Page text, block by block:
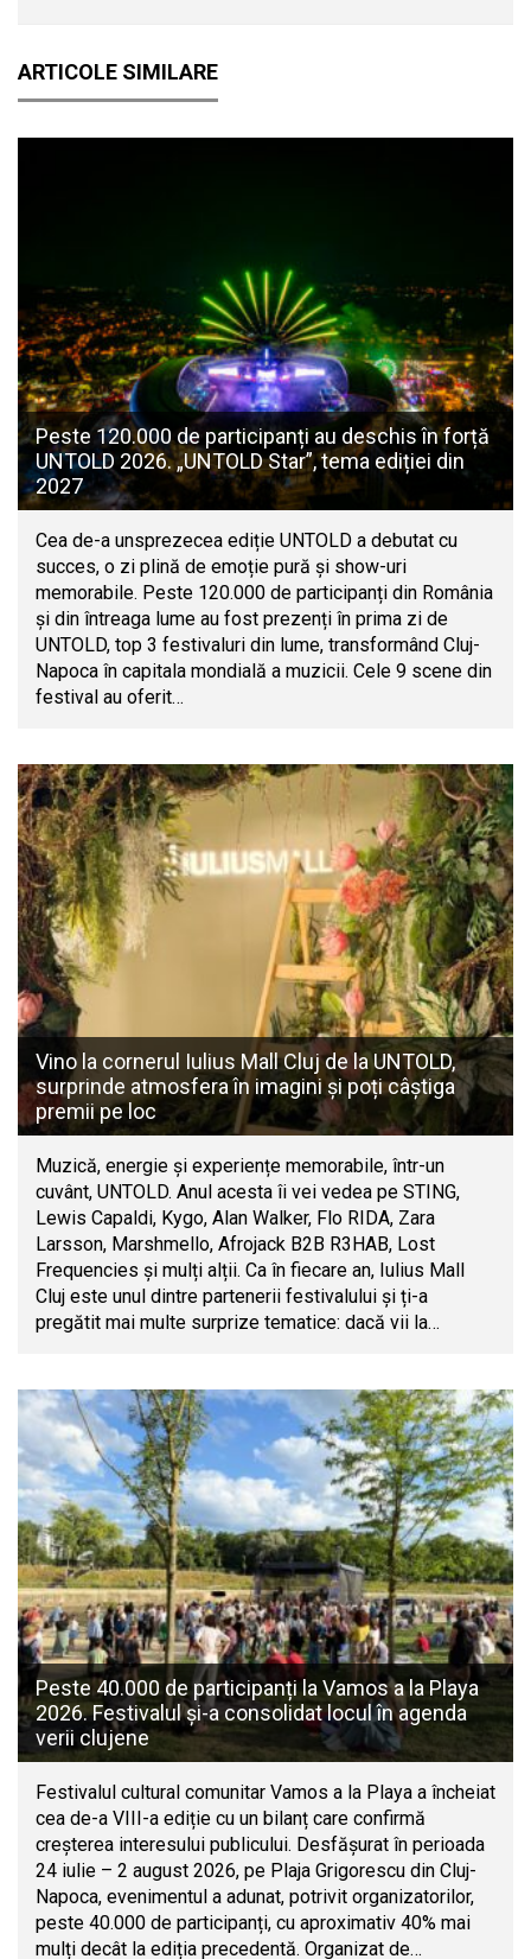
ARTICOLE SIMILARE
Peste 120.000 de participanți au deschis în forță
UNTOLD 2026. „UNTOLD Star”, tema ediției din
2027
Cea de-a unsprezecea ediție UNTOLD a debutat cu
succes, o zi plină de emoție pură și show-uri
memorabile. Peste 120.000 de participanți din România
și din întreaga lume au fost prezenți în prima zi de
UNTOLD, top 3 festivaluri din lume, transformând Cluj-
Napoca în capitala mondială a muzicii. Cele 9 scene din
festival au oferit…
Vino la cornerul Iulius Mall Cluj de la UNTOLD,
surprinde atmosfera în imagini și poți câștiga
premii pe loc
Muzică, energie și experiențe memorabile, într-un
cuvânt, UNTOLD. Anul acesta îi vei vedea pe STING,
Lewis Capaldi, Kygo, Alan Walker, Flo RIDA, Zara
Larsson, Marshmello, Afrojack B2B R3HAB, Lost
Frequencies și mulți alții. Ca în fiecare an, Iulius Mall
Cluj este unul dintre partenerii festivalului și ți-a
pregătit mai multe surprize tematice: dacă vii la…
Peste 40.000 de participanți la Vamos a la Playa
2026. Festivalul și-a consolidat locul în agenda
verii clujene
Festivalul cultural comunitar Vamos a la Playa a încheiat
cea de-a VIII-a ediție cu un bilanț care confirmă
creșterea interesului publicului. Desfășurat în perioada
24 iulie – 2 august 2026, pe Plaja Grigorescu din Cluj-
Napoca, evenimentul a adunat, potrivit organizatorilor,
peste 40.000 de participanți, cu aproximativ 40% mai
mulți decât la ediția precedentă. Organizat de…